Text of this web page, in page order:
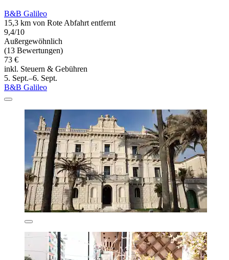
B&B Galileo
15,3 km von Rote Abfahrt entfernt
9,4/10
Außergewöhnlich
(13 Bewertungen)
73 €
inkl. Steuern & Gebühren
5. Sept.–6. Sept.
B&B Galileo